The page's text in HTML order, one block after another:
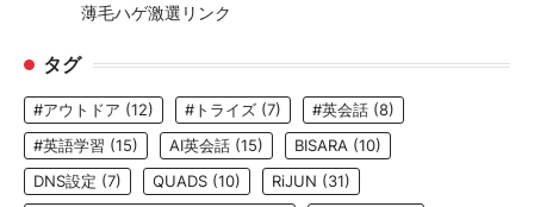
薄毛ハゲ激選リンク
タグ
#アウトドア (12) #トライズ (7) #英会話 (8)
#英語学習 (15) AI英会話 (15) BISARA (10)
DNS設定 (7) QUADS (10) RiJUN (31)